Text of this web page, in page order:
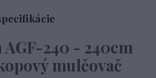
AGF-240 - 240cm
mulčovač